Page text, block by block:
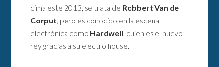
cima este 2013, se trata de Robbert Van de
Corput, pero es conocido en la escena
electrónica como Hardwell, quien es el nuevo
rey gracias a su electro house.